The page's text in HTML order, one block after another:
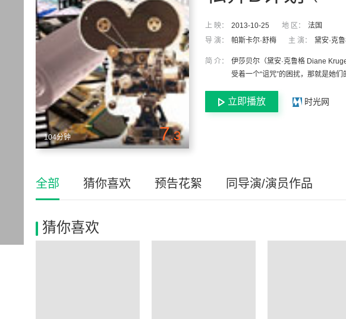
104分钟 7.3
上 映： 2013-10-25 地 区： 法国
导 演：
帕斯卡尔·舒梅 主 演： 黛安·克
简 介：
伊莎贝尔（黛安·克鲁格 Diane
受着一个“诅咒”的困扰，那就是她
立即播放 时光网
全部 猜你喜欢 预告花絮 同导演/演员作品
猜你喜欢